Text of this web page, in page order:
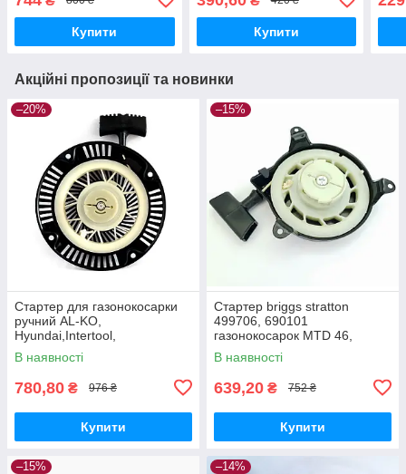
Купити Купити
Акційні пропозиції та новинки
–20%
Стартер для газонокосарки
ручний AL-KO,
Hyundai,Intertool,
NAC,VITALS, ПріТОН,Iron
Angel,Einhell
В наявності
780,80 ₴ 976 ₴
Купити
–15%
Стартер briggs stratton
499706, 690101
газонокосарок MTD 46,
Viking, ALKO
В наявності
639,20 ₴ 752 ₴
Купити
–15% –14%